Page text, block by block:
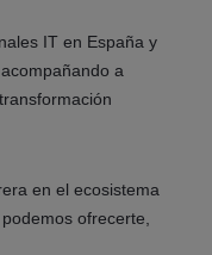
IT en España y
a
en el ecosistema
ofrecerte,